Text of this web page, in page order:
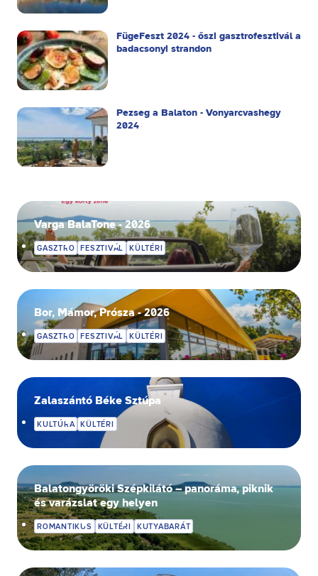
FügeFeszt 2024 - őszi gasztrofesztivál a
badacsonyi strandon
Pezseg a Balaton - Vonyarcvashegy
2024
Varga BalaTone - 2026
GASZTRO FESZTIVÁL KÜLTÉRI
Bor, Mámor, Prósza - 2026
GASZTRO FESZTIVÁL KÜLTÉRI
Zalaszántó Béke Sztúpa
KULTÚRA KÜLTÉRI
Balatongyöröki Szépkilátó – panoráma, piknik
és varázslat egy helyen
ROMANTIKUS KÜLTÉRI KUTYABARÁT